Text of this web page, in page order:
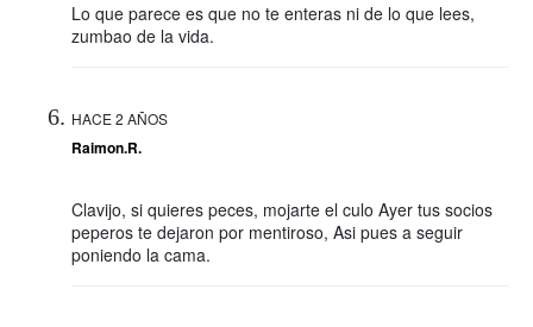
Lo que parece es que no te enteras ni de lo que lees,
zumbao de la vida.
HACE 2 AÑOS
Raimon.R.
Clavijo, si quieres peces, mojarte el culo Ayer tus socios
peperos te dejaron por mentiroso, Asi pues a seguir
poniendo la cama.